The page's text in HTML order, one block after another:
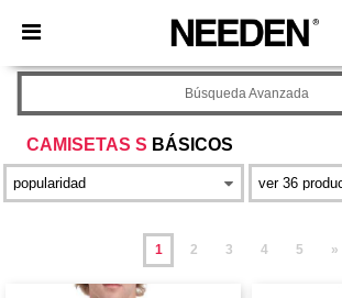
× App de Needen
¡Mejores precios en app!
CAMISETAS S BÁSICOS
Búsqueda Avanzada
1 2 3 4 5 »